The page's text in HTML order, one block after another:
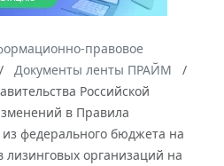
правовое
Документы ленты ПРАЙМ
Российской
в Правила
федерального бюджета на
организаций на